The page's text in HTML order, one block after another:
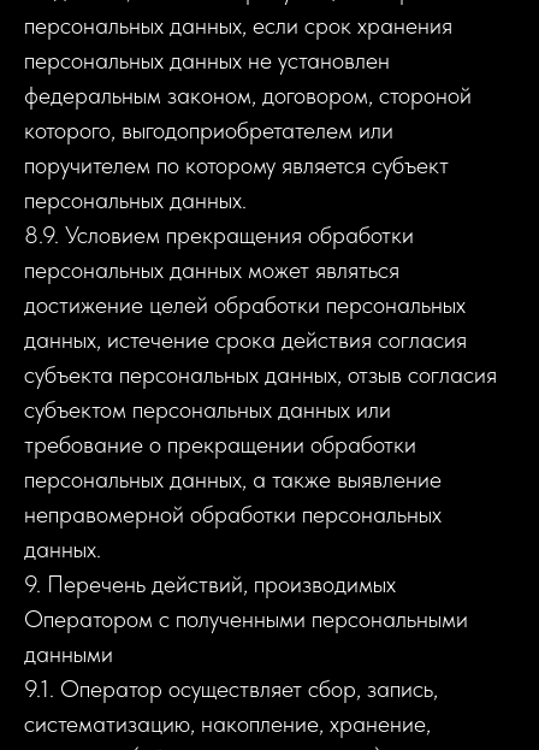
персональных данных, если срок хранения
персональных данных не установлен
федеральным законом, договором, стороной
которого, выгодоприобретателем или
поручителем по которому является субъект
персональных данных.
8.9. Условием прекращения обработки
персональных данных может являться
достижение целей обработки персональных
данных, истечение срока действия согласия
субъекта персональных данных, отзыв согласия
субъектом персональных данных или
требование о прекращении обработки
персональных данных, а также выявление
неправомерной обработки персональных
данных.
9. Перечень действий, производимых
Оператором с полученными персональными
данными
9.1. Оператор осуществляет сбор, запись,
систематизацию, накопление, хранение,